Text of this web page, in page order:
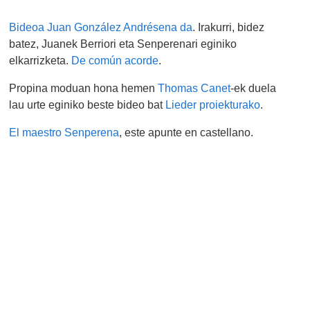
Bideoa Juan González Andrésena da. Irakurri, bidez
batez, Juanek Berriori eta Senperenari eginiko
elkarrizketa. De común acorde.
Propina moduan hona hemenThomas Canet-ek duela
lau urte eginiko beste bideo bat Lieder proiekturako.
El maestro Senperena, este apunte en castellano.